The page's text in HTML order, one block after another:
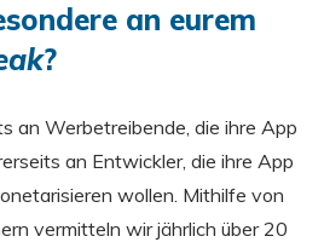
an eurem
?
an Werbetreibende, die ihre App
an Entwickler, die ihre App
wollen. Mithilfe von
vermitteln wir jährlich über 20